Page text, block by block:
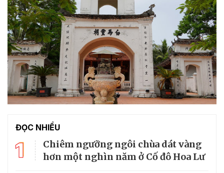
ĐỌC NHIỀU
1
Chiêm ngưỡng ngôi chùa dát vàng
hơn một nghìn năm ở Cố đô Hoa Lư